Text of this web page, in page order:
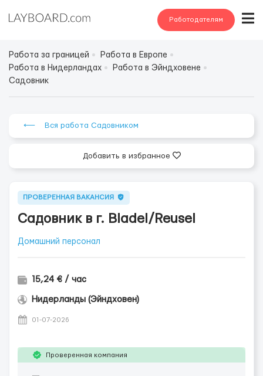
Работодателям
Работа за границей
Работа в Европе
Работа в Нидерландах
Работа в Эйндховене
Садовник
⟵ Вся работа Садовником
Добавить в избранное
ПРОВЕРЕННАЯ ВАКАНСИЯ
Садовник в г. Bladel/Reusel
Домашний персонал
15,24 € / час
Нидерланды (Эйндховен)
01-07-2026
Проверенная компания